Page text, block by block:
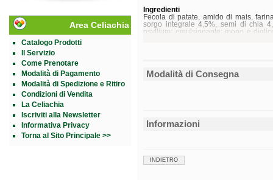
Area Celiachia
Catalogo Prodotti
Il Servizio
Come Prenotare
Modalità di Pagamento
Modalità di Spedizione e Ritiro
Condizioni di Vendita
La Celiachia
Iscriviti alla Newsletter
Informativa Privacy
Torna al Sito Principale >>
Ingredienti
Fecola di patate, amido di mais,
sorgo integrale 4,5%, semi di chia
psyllium; emulsionante: mono e
Naturalmente prive di
di cui saturi
Carboidrati
Sale
Modalità di Consegna
Informazioni
INDIETRO